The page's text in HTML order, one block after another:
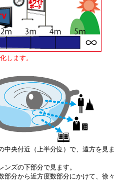
します。
中央付近（上半分位）で、遠方を見ま
ンズの下部分で見ます。
部分から近方度数部分にかけて、徐々